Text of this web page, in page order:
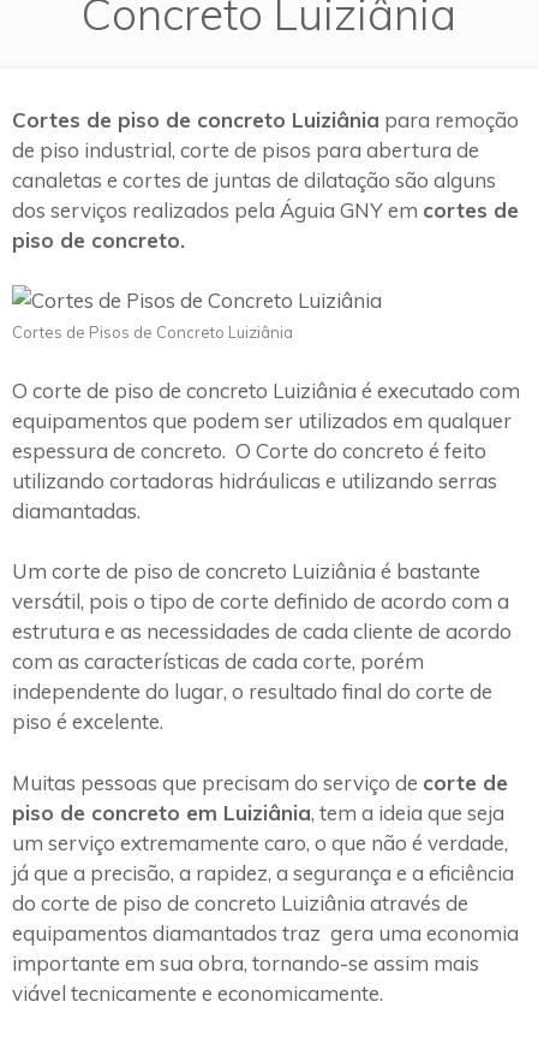
Concreto Luiziânia
Cortes de piso de concreto Luiziânia para remoção
de piso industrial, corte de pisos para abertura de
canaletas e cortes de juntas de dilatação são alguns
dos serviços realizados pela Águia GNY em cortes de
piso de concreto.
Cortes de Pisos de Concreto Luiziânia
O corte de piso de concreto Luiziânia é executado com
equipamentos que podem ser utilizados em qualquer
espessura de concreto. O Corte do concreto é feito
utilizando cortadoras hidráulicas e utilizando serras
diamantadas.
Um corte de piso de concreto Luiziânia é bastante
versátil, pois o tipo de corte definido de acordo com a
estrutura e as necessidades de cada cliente de acordo
com as características de cada corte, porém
independente do lugar, o resultado final do corte de
piso é excelente.
Muitas pessoas que precisam do serviço de corte de
piso de concreto em Luiziânia, tem a ideia que seja
um serviço extremamente caro, o que não é verdade,
já que a precisão, a rapidez, a segurança e a eficiência
do corte de piso de concreto Luiziânia através de
equipamentos diamantados traz gera uma economia
importante em sua obra, tornando-se assim mais
viável tecnicamente e economicamente.